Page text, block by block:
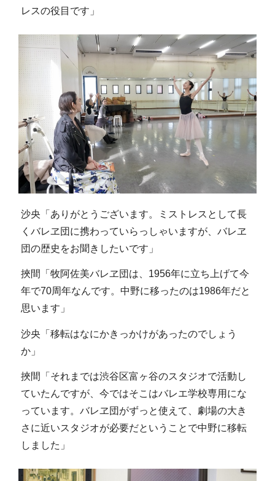
レスの役目です」
沙央「ありがとうございます。ミストレスとして長
くバレヱ団に携わっていらっしゃいますが、バレヱ
団の歴史をお聞きしたいです」
挾間「牧阿佐美バレヱ団は、1956年に立ち上げて今
年で70周年なんです。中野に移ったのは1986年だと
思います」
沙央「移転はなにかきっかけがあったのでしょう
か」
挾間「それまでは渋谷区富ヶ谷のスタジオで活動し
ていたんですが、今ではそこはバレエ学校専用にな
っています。バレヱ団がずっと使えて、劇場の大き
さに近いスタジオが必要だということで中野に移転
しました」